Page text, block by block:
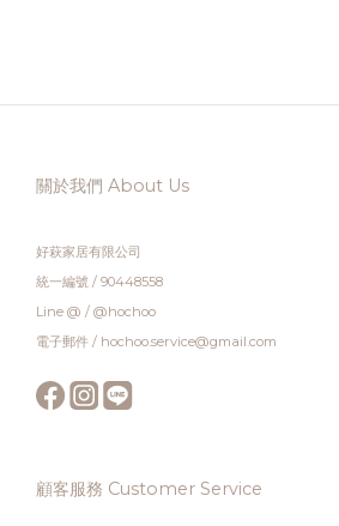
關於我們 About Us
好萩家居有限公司
統一編號 / 90448558
Line @ / @hochoo
電子郵件 / hochoo.service@gmail.com
顧客服務 Customer Service